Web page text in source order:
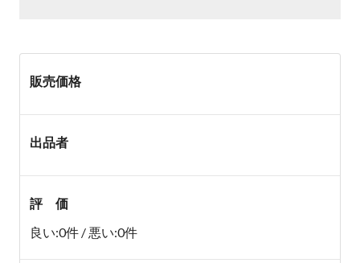
販売価格
出品者
評 価
良い:0件 / 悪い:0件